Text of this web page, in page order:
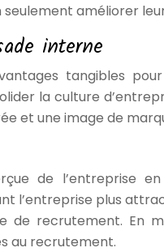
améliorer
interne
tangibles
la culture
et une image de
de l’entreprise
plus
de recrutement. En
au recrutement.